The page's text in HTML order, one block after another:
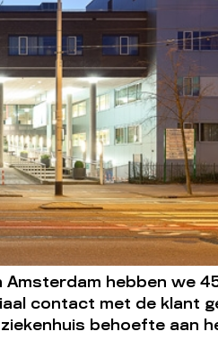
hebben we
contact met de klant
behoefte aan